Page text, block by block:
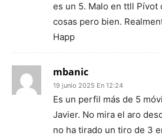
es un 5. Malo en ttll Pívot
cosas pero bien.
Happ
mbanic
19 junio 2025 En 12:24
Es un perfil más de 5
Javier. No mira el aro
no ha tirado un tiro de 3